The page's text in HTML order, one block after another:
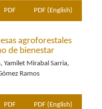
PDF PDF (English)
agroforestales
de bienestar
Yamilet Mirabal Sarria,
Ramos
PDF PDF (English)